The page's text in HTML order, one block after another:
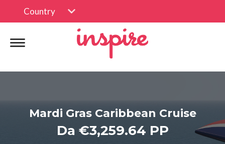
Country
Mardi Gras Caribbean Cruise
Da €3,259.64 PP